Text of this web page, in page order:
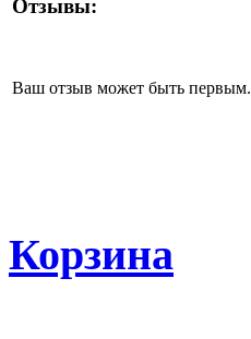
Отзывы:
Ваш отзыв может быть первым.
Корзина